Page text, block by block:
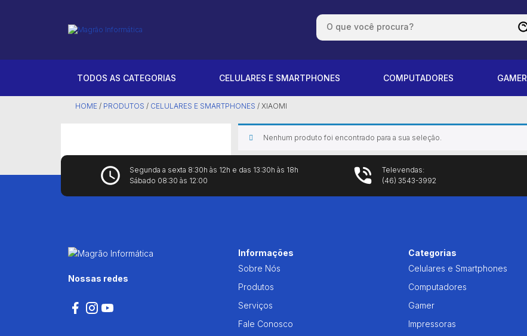
TODOS AS CATEGORIAS CELULARES E SMARTPHONES COMPUTADORES GAMER
HOME / PRODUTOS / CELULARES E SMARTPHONES / XIAOMI
Nenhum produto foi encontrado para a sua seleção.
Segunda a sexta 8:30h às 12h e das 13:30h às 18h
Sábado 08:30 às 12:00
Televendas:
(46) 3543-3992
Nossas redes
Informações
Sobre Nós
Produtos
Serviços
Fale Conosco
Categorias
Celulares e Smartphones
Computadores
Gamer
Impressoras
Tanque de TInta
Starlink Residencial